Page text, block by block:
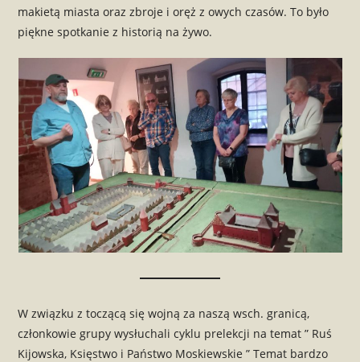
makietą miasta oraz zbroje i oręż z owych czasów. To było
piękne spotkanie z historią na żywo.
W związku z toczącą się wojną za naszą wsch. granicą,
członkowie grupy wysłuchali cyklu prelekcji na temat ” Ruś
Kijowska, Księstwo i Państwo Moskiewskie ” Temat bardzo